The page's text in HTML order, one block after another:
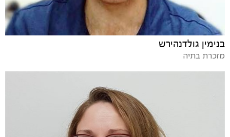
בנימין גולדנהירש
מזכרת בתיה